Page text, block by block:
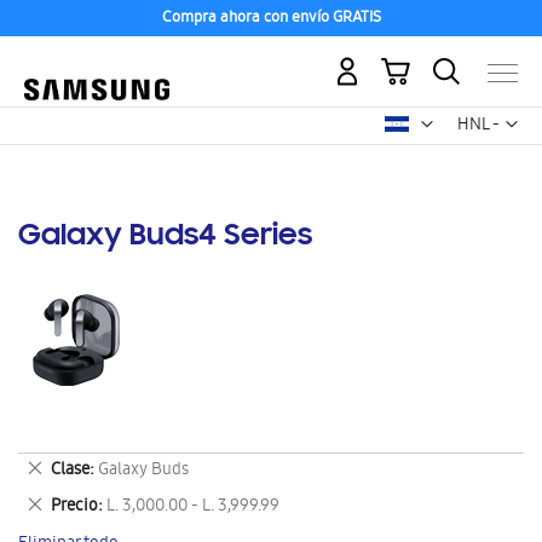
Compra ahora con envío GRATIS
HNL -
lempira
Mi carrito
Galaxy Buds4 Series
Clase Galaxy Buds
Eliminar
este
artículo
Precio L. 3,000.00 - L. 3,999.99
Eliminar
este